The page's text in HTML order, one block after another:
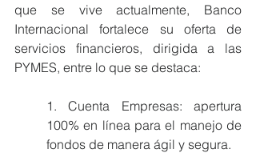
que se vive actualmente, Banco
Internacional fortalece su oferta de
servicios financieros, dirigida a las
PYMES, entre lo que se destaca:
1. Cuenta Empresas: apertura
100% en línea para el manejo de
fondos de manera ágil y segura.